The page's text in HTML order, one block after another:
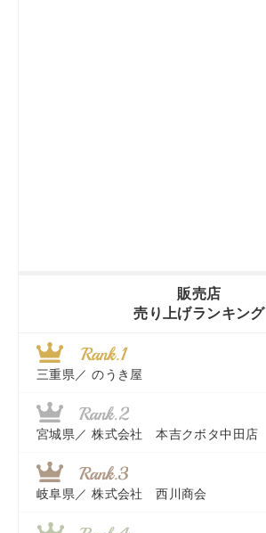
販売店
売り上げランキング
三重県／ のうき屋
宮城県／ 株式会社 本吉クボタ中田店
岐阜県／ 株式会社 西川商会